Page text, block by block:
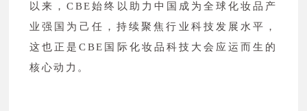
以来，CBE始终以助力中国成为全球化妆品产
业强国为己任，持续聚焦行业科技发展水平，
这也正是CBE国际化妆品科技大会应运而生的
核心动力。